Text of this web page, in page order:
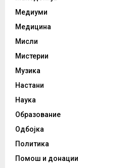
Медиуми
Медицина
Мисли
Мистерии
Музика
Настани
Наука
Образование
Одбојка
Политика
Помош и донации